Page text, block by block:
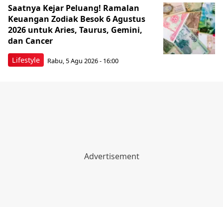
Lifestyle
Saatnya Kejar Peluang! Ramalan
Keuangan Zodiak Besok 6 Agustus
2026 untuk Aries, Taurus, Gemini,
dan Cancer
Rabu, 5 Agu 2026 - 16:00